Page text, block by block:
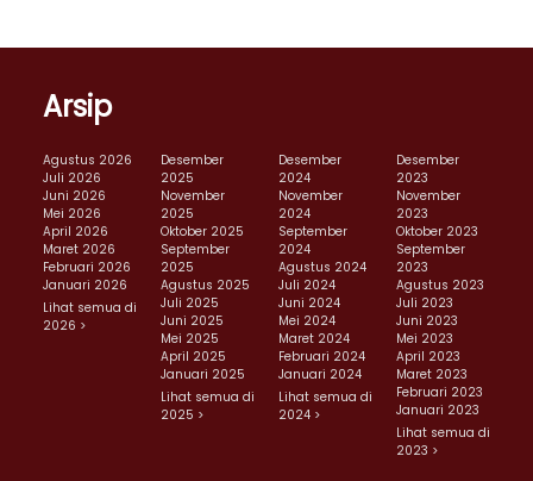
Arsip
Agustus 2026
Juli 2026
Juni 2026
Mei 2026
April 2026
Maret 2026
Februari 2026
Januari 2026
Lihat semua di
2026 >
Desember
2025
November
2025
Oktober 2025
September
2025
Agustus 2025
Juli 2025
Juni 2025
Mei 2025
April 2025
Januari 2025
Lihat semua di
2025 >
Desember
2024
November
2024
September
2024
Agustus 2024
Juli 2024
Juni 2024
Mei 2024
Maret 2024
Februari 2024
Januari 2024
Lihat semua di
2024 >
Desember
2023
November
2023
Oktober 2023
September
2023
Agustus 2023
Juli 2023
Juni 2023
Mei 2023
April 2023
Maret 2023
Februari 2023
Januari 2023
Lihat semua di
2023 >